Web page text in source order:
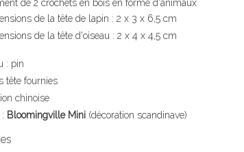
de 2 crochets en bois en forme d'animaux
de la tête de lapin : 2 x 3 x 6,5 cm
de la tête d'oiseau : 2 x 4 x 4,5 cm
: pin
tête fournies
chinoise
Bloomingville Mini (décoration scandinave)